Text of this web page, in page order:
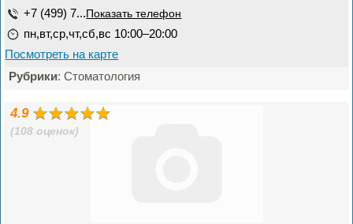
+7 (499) 7... Показать телефон
пн,вт,ср,чт,сб,вс 10:00–20:00
Посмотреть на карте
Рубрики: Стоматология
4.9
(108 оценок)